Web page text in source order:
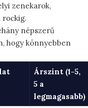
zenekarok,
rockig.
népszerű
hogy könnyebben
Árszint (1-5,
5 a
legmagasabb)